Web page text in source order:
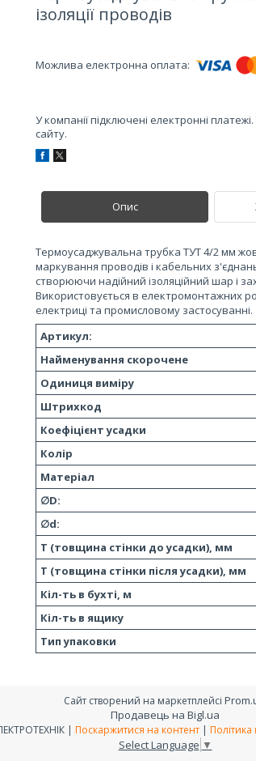
ізоляції проводів
У компанії підключені електронні
сайту.
Опис
Термоусаджувальна трубка ТУТ 4/2 мм
маркування проводів і кабельних
створюючи надійний ізоляційний шар і
Використовується в електромонтажних
електриці та промисловому застосуванні.
Артикул:
Найменування скорочене
Одиниця виміру
Штрихкод
Коефіцієнт усадки
Колір
Матеріал
∅D:
∅d:
T (товщина стінки до усадки), мм
T (товщина стінки після усадки), мм
Кіл-ть в бухті, м
Кіл-ть в ящику
Тип упаковки
Сайт створений на маркетплейсі
Продавець на Bigl.ua
ЕЛЕКТРОТЕХНІК | Поскаржитися на контент | Політика
Select Language ▼